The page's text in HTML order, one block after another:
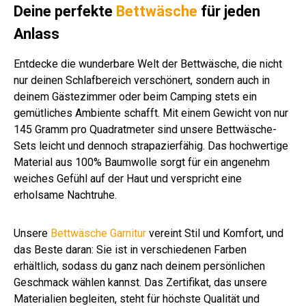
zit
g
wei
wei
wei
g
Deine perfekte Bettwäsche für jeden
Anlass
Entdecke die wunderbare Welt der Bettwäsche, die nicht
nur deinen Schlafbereich verschönert, sondern auch in
deinem Gästezimmer oder beim Camping stets ein
gemütliches Ambiente schafft. Mit einem Gewicht von nur
145 Gramm pro Quadratmeter sind unsere Bettwäsche-
Sets leicht und dennoch strapazierfähig. Das hochwertige
Material aus 100% Baumwolle sorgt für ein angenehm
weiches Gefühl auf der Haut und verspricht eine
erholsame Nachtruhe.
Unsere Bettwäsche Garnitur vereint Stil und Komfort, und
das Beste daran: Sie ist in verschiedenen Farben
erhältlich, sodass du ganz nach deinem persönlichen
Geschmack wählen kannst. Das Zertifikat, das unsere
Materialien begleiten, steht für höchste Qualität und